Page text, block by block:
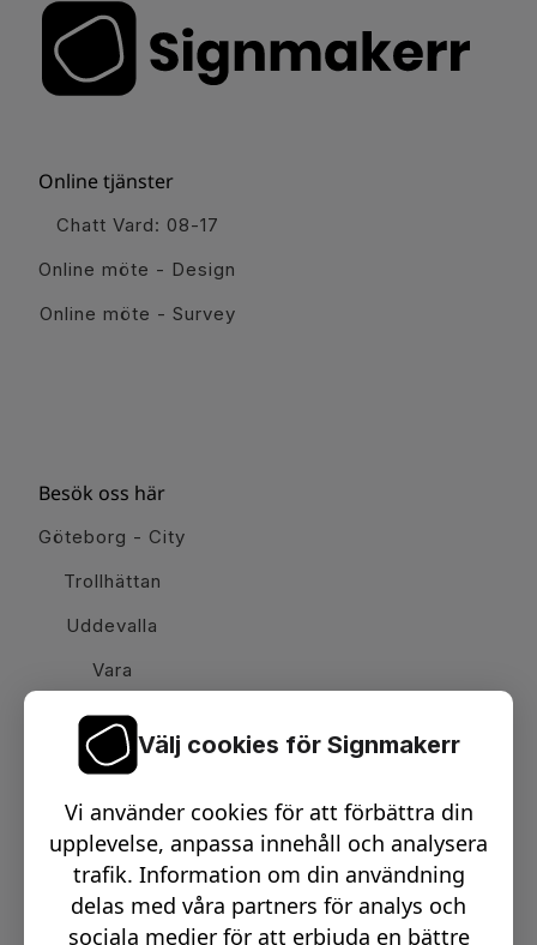
Online tjänster
Chatt Vard: 08-17
Online möte - Design
Online möte - Survey
Besök oss här
Göteborg - City
Trollhättan
Uddevalla
Vara
Email:info@signmakerr.se
PSST, HÄNG MED PÅ VÅR RESA!
Välj cookies för Signmakerr
Vi använder cookies för att förbättra din
upplevelse, anpassa innehåll och analysera
trafik. Information om din användning
delas med våra partners för analys och
sociala medier för att erbjuda en bättre